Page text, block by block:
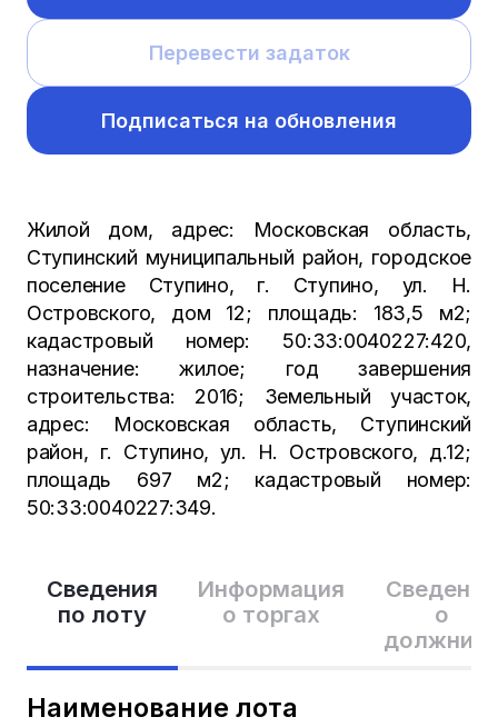
Сведения
по лоту
Информация
о торгах
Сведения
о
Наименование лота
Перевести задаток
Подписаться на обновления
Жилой дом, адрес: Московская область,
Ступинский муниципальный район, городское
поселение Ступино, г. Ступино, ул. Н.
Островского, дом 12; площадь: 183,5 м2;
кадастровый номер: 50:33:0040227:420,
назначение: жилое; год завершения
строительства: 2016; Земельный участок,
адрес: Московская область, Ступинский
район, г. Ступино, ул. Н. Островского, д.12;
площадь 697 м2; кадастровый номер:
50:33:0040227:349.